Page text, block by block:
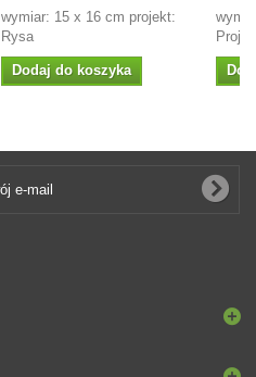
wymiar: 15 x 16 cm projekt:
Rysa
Dodaj do koszyka